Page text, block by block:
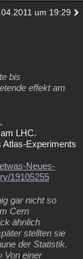
um 19:29
bis
effekt am
LHC.
Atlas-Experiments
Neues-
19105255
gar nicht so
Cern
ähnlich
stellten sie
der Statistik.
Von einer